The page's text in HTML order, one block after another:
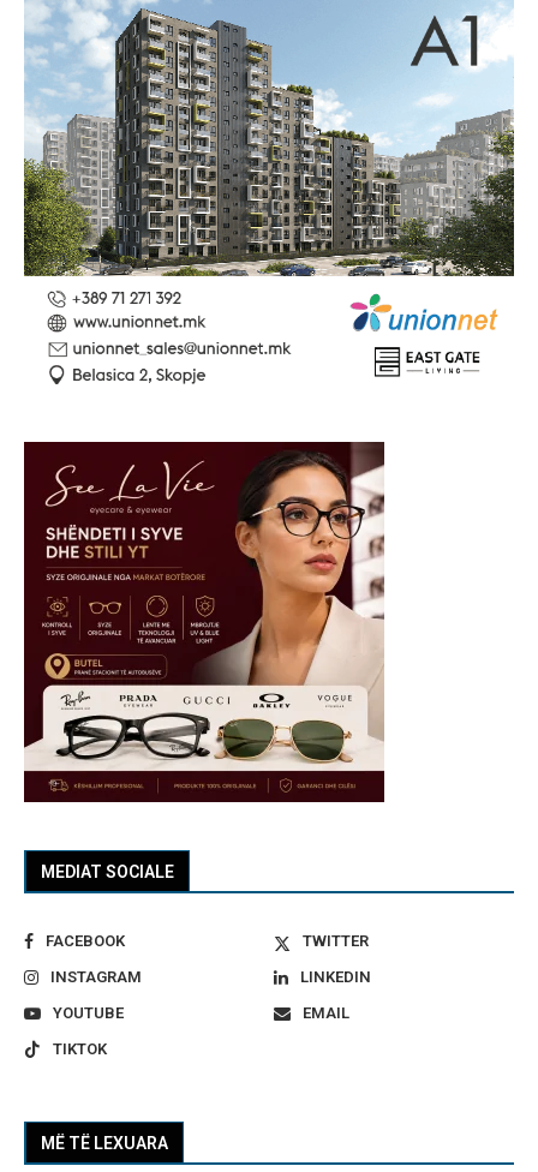
MEDIAT SOCIALE
FACEBOOK
TWITTER
INSTAGRAM
LINKEDIN
YOUTUBE
EMAIL
TIKTOK
MË TË LEXUARA